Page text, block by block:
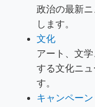
政治の最新
します。
文化
アート、文
する文化ニ
す。
キャンペー